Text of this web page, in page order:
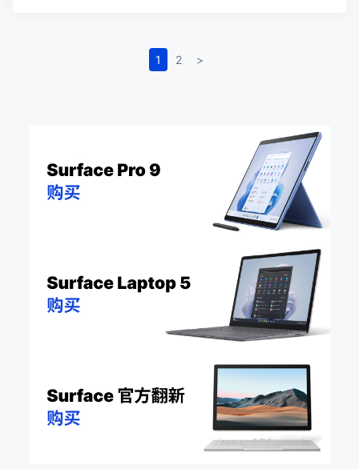
1 2 >